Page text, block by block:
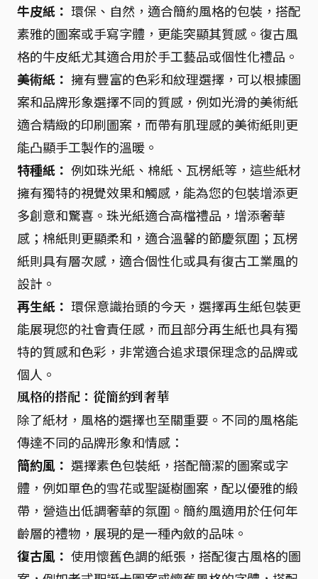
牛皮紙： 環保、自然，適合簡約風格的包裝，搭配
素雅的圖案或手寫字體，更能突顯其質感。復古風
格的牛皮紙尤其適合用於手工藝品或個性化禮品。
美術紙： 擁有豐富的色彩和紋理選擇，可以根據圖
案和品牌形象選擇不同的質感，例如光滑的美術紙
適合精緻的印刷圖案，而帶有肌理感的美術紙則更
能凸顯手工製作的溫暖。
特種紙： 例如珠光紙、棉紙、瓦楞紙等，這些紙材
擁有獨特的視覺效果和觸感，能為您的包裝增添更
多創意和驚喜。珠光紙適合高檔禮品，增添奢華
感；棉紙則更顯柔和，適合溫馨的節慶氛圍；瓦楞
紙則具有層次感，適合個性化或具有復古工業風的
設計。
再生紙： 環保意識抬頭的今天，選擇再生紙包裝更
能展現您的社會責任感，而且部分再生紙也具有獨
特的質感和色彩，非常適合追求環保理念的品牌或
個人。
風格的搭配：從簡約到奢華
除了紙材，風格的選擇也至關重要。不同的風格能
傳達不同的品牌形象和情感：
簡約風： 選擇素色包裝紙，搭配簡潔的圖案或字
體，例如單色的雪花或聖誕樹圖案，配以優雅的緞
帶，營造出低調奢華的氛圍。簡約風適用於任何年
齡層的禮物，展現的是一種內斂的品味。
復古風： 使用懷舊色調的紙張，搭配復古風格的圖